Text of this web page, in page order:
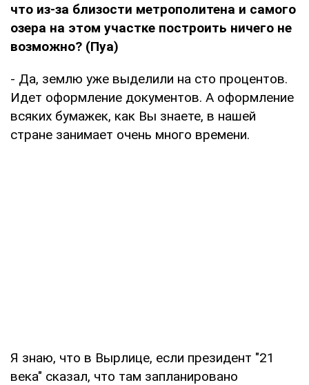
что из-за близости метрополитена и самого
озера на этом участке построить ничего не
возможно? (Пуа)
- Да, землю уже выделили на сто процентов.
Идет оформление документов. А оформление
всяких бумажек, как Вы знаете, в нашей
стране занимает очень много времени.
Я знаю, что в Вырлице, если президент "21
века" сказал, что там запланировано